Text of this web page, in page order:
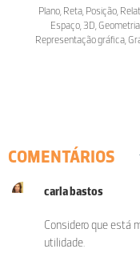
Plano, Reta, Posição,
Espaço, 3D,
Representação gráfica,
COMENTÁRIOS
carla bastos
Considero que está
utilidade.